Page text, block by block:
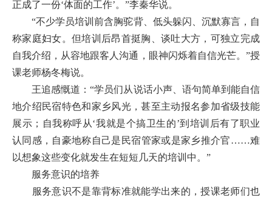
正成了一份‘体面的工作’。”李秦华说。
“不少学员培训前含胸驼背、低头躲闪、沉默寡言，自
称家庭妇女。但培训后昂首挺胸、谈吐大方，可独立完成
自我介绍，从容地跟客人沟通，眼神闪烁着自信光芒。”授
课老师杨冬梅说。
王追感慨道：“学员们从说话小声、语句简单到能自信
地介绍民宿特色和家乡风光，甚至主动报名参加省级技能
展示；自我称呼从‘我就是个搞卫生的’到培训后有了职业
认同感，自豪地称自己是民宿管家或是家乡推介官……难
以想象这些变化就发生在短短几天的培训中。”
服务意识的培养
服务意识不是靠背标准就能学出来的，授课老师们也